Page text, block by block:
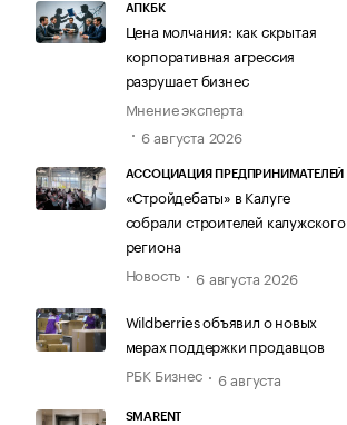
АПКБК
Цена молчания: как скрытая
корпоративная агрессия
разрушает бизнес
Мнение эксперта
6 августа 2026
АССОЦИАЦИЯ ПРЕДПРИНИМАТЕЛЕЙ
«Стройдебаты» в Калуге
собрали строителей калужского
региона
Новость
6 августа 2026
Wildberries объявил о новых
мерах поддержки продавцов
РБК Бизнес
6 августа
SMARENT